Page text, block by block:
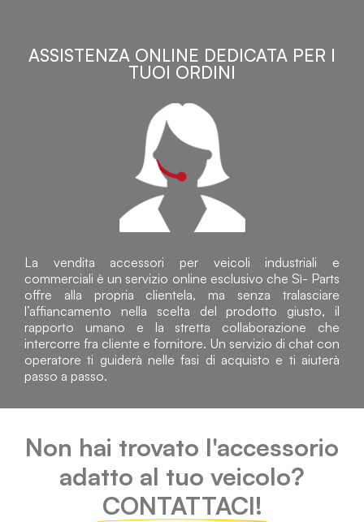
ASSISTENZA ONLINE DEDICATA PER I
TUOI ORDINI
La vendita accessori per veicoli industriali e
commerciali è un servizio online esclusivo che Sì- Parts
offre alla propria clientela, ma senza tralasciare
l’affiancamento nella scelta del prodotto giusto, il
rapporto umano e la stretta collaborazione che
intercorre fra cliente e fornitore. Un servizio di chat con
operatore ti guiderà nelle fasi di acquisto e ti aiuterà
passo a passo.
Non hai trovato l'accessorio
adatto al tuo veicolo?
CONTATTACI!